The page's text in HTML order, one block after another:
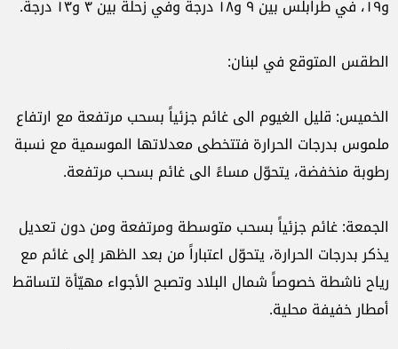
و١٩، في طرابلس بين ٩ و١٨ درجة وفي زحلة بين ٣ و١٣ درجة.
الطقس المتوقع في لبنان:
الخميس: قليل الغيوم الى غائم جزئياً بسحب مرتفعة مع ارتفاع
ملموس بدرجات الحرارة فتتخطى معدلاتها الموسمية مع نسبة
رطوبة منخفضة، يتحوّل مساءً الى غائم بسحب مرتفعة.
الجمعة: غائم جزئياً بسحب متوسطة ومرتفعة ومن دون تعديل
يذكر بدرجات الحرارة، يتحوّل اعتباراً من بعد الظهر إلى غائم مع
رياح ناشطة خصوصاً شمال البلاد وتصبح الأجواء مهيّأة لتساقط
أمطار خفيفة محلية.